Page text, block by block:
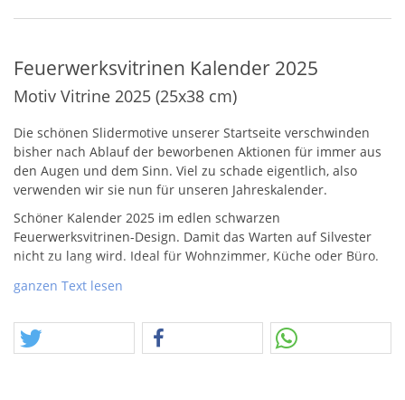
Feuerwerksvitrinen Kalender 2025
Motiv Vitrine 2025 (25x38 cm)
Die schönen Slidermotive unserer Startseite verschwinden
bisher nach Ablauf der beworbenen Aktionen für immer aus
den Augen und dem Sinn. Viel zu schade eigentlich, also
verwenden wir sie nun für unseren Jahreskalender.
Schöner Kalender 2025 im edlen schwarzen
Feuerwerksvitrinen-Design. Damit das Warten auf Silvester
nicht zu lang wird. Ideal für Wohnzimmer, Küche oder Büro.
Hinweis zur Bestellung: Wenn Sie eine separate Bestellung
Post an Sie schicken. Bei Bestellung zusammen mit
Feuerwerksartikeln, erhalten Sie den Kalender am Jahresende
mit Ihrer Gesamtbestellung.
ganzen Text lesen